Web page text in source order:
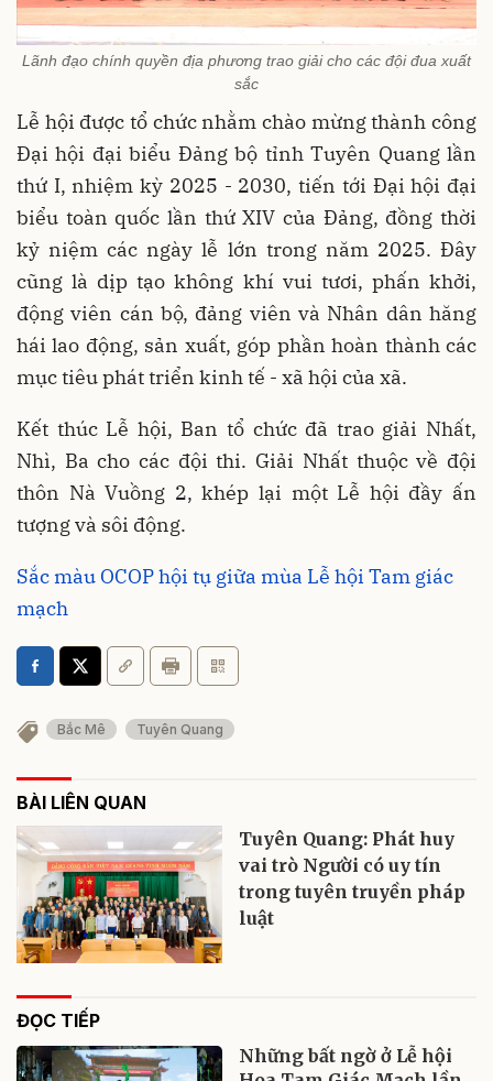
Lãnh đạo chính quyền địa phương trao giải cho các đội đua xuất
sắc
Lễ hội được tổ chức nhằm chào mừng thành công
Đại hội đại biểu Đảng bộ tỉnh Tuyên Quang lần
thứ I, nhiệm kỳ 2025 - 2030, tiến tới Đại hội đại
biểu toàn quốc lần thứ XIV của Đảng, đồng thời
kỷ niệm các ngày lễ lớn trong năm 2025. Đây
cũng là dịp tạo không khí vui tươi, phấn khởi,
động viên cán bộ, đảng viên và Nhân dân hăng
hái lao động, sản xuất, góp phần hoàn thành các
mục tiêu phát triển kinh tế - xã hội của xã.
Kết thúc Lễ hội, Ban tổ chức đã trao giải Nhất,
Nhì, Ba cho các đội thi. Giải Nhất thuộc về đội
thôn Nà Vuồng 2, khép lại một Lễ hội đầy ấn
tượng và sôi động.
Sắc màu OCOP hội tụ giữa mùa Lễ hội Tam giác
mạch
Bắc Mê Tuyên Quang
BÀI LIÊN QUAN
Tuyên Quang: Phát huy
vai trò Người có uy tín
trong tuyên truyền pháp
luật
ĐỌC TIẾP
Những bất ngờ ở Lễ hội